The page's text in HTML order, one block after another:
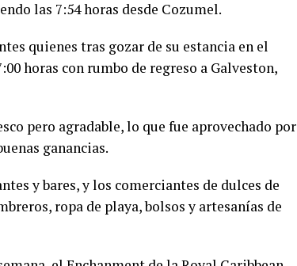
las 7:54 horas desde Cozumel.
quienes tras gozar de su estancia en el
horas con rumbo de regreso a Galveston,
pero agradable, lo que fue aprovechado por
ganancias.
y bares, y los comerciantes de dulces de
ropa de playa, bolsos y artesanías de